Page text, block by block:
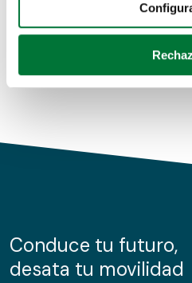
Identificar su dispositivo
para buscar
Obtenga más información
de cookies.
información sobre el uso que
nuestros partners de redes
Conduce tu futuro,
desata tu movilidad